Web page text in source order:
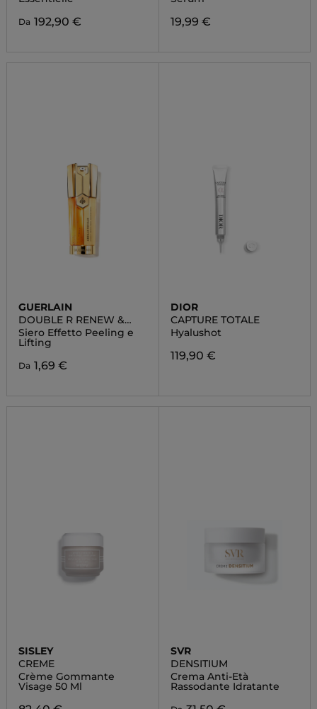
Da 192,90 € 19,99 €
GUERLAIN
DOUBLE R RENEW &
REPAIR ADVANCED
SERUM
Siero Effetto Peeling e
Lifting
Da 1,69 €
DIOR
CAPTURE TOTALE
Hyalushot
119,90 €
SISLEY
CREME
Crème Gommante
Visage 50 Ml
SVR
DENSITIUM
Crema Anti-Età
Rassodante Idratante